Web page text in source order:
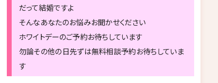
だって結婚ですよ
そんなあなたのお悩みお聞かせください
ホワイトデーのご予約お待ちしています
勿論その他の日先ずは無料相談予約お待ちしていま
す